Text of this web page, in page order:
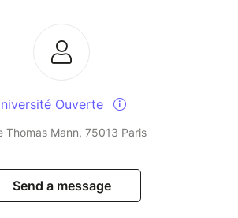
Ouverte
Thomas Mann, 75013 Paris
Send a message